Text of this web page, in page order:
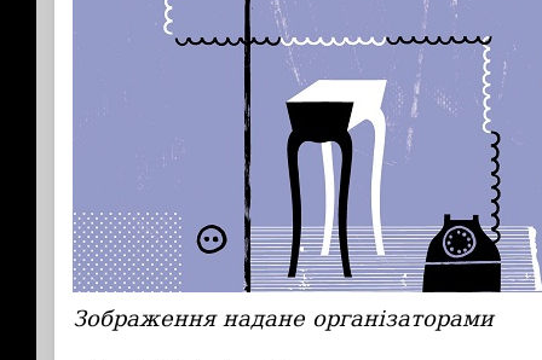
Зображення надане організаторами